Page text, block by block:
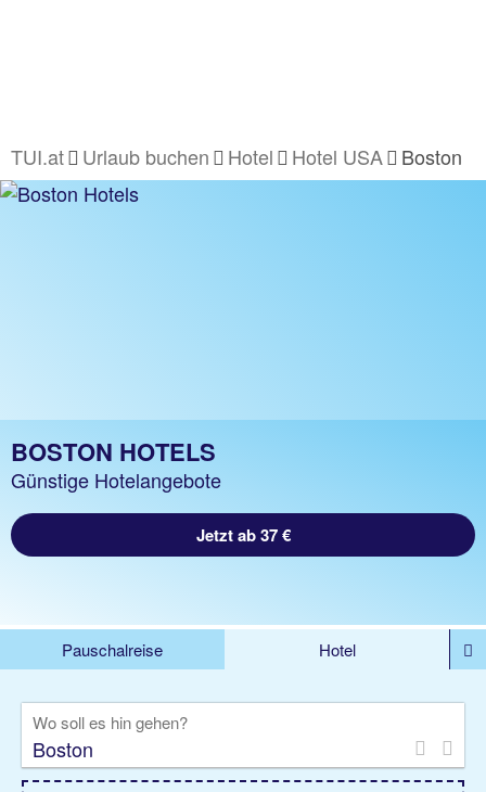
TUI.at Urlaub buchen Hotel Hotel USA Boston
BOSTON HOTELS
Günstige Hotelangebote
Jetzt ab 37 €
Pauschalreise
Hotel
Rundreise
Kreuzfahrt
Gruppenreise
Camper Privattransfer
Wo soll es hin gehen?